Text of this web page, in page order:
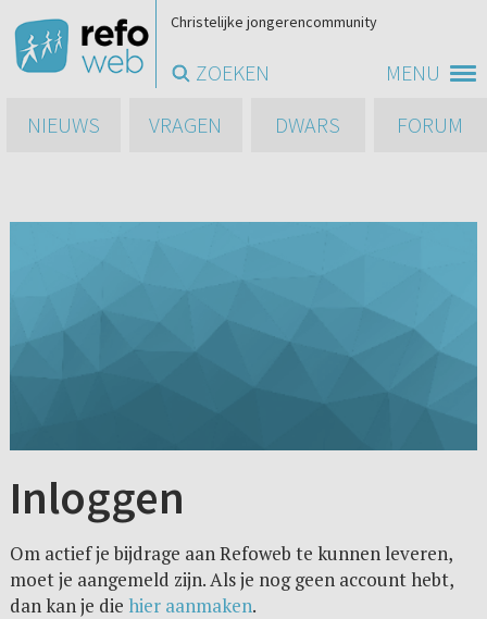
MENU
Christelijke jongerencommunity
ZOEKEN
NIEUWS
VRAGEN DWARS FORUM
Inloggen
Om actief je bijdrage aan Refoweb te kunnen leveren,
moet je aangemeld zijn. Als je nog geen account hebt,
dan kan je die hier aanmaken.